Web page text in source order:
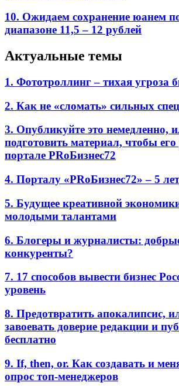
10. Ожидаем сохранение юанем
диапазоне 11,5 – 12 рублей
Актуальные темы
1. Фототроллинг – тихая угроза
2. Как не «сломать» сильных
3. Опубликуйте это немедленно,
подготовить материал, чтобы
портале PRоБизнес72
4. Порталу «PRоБизнес72» – 5 лет
5. Будущее креативной
молодыми талантами
6. Блогеры и журналисты:
конкуренты?
7. 17 способов вывести бизнес
уровень
8. Предотвратить апокалипсис,
завоевать доверие редакции и
бесплатно
9. If, then, or. Как создавать и
опрос топ-менеджеров